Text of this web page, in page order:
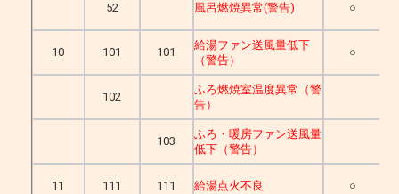
52 風呂燃焼異常(警告) ○
10 101 101
給湯ファン送風量低下
（警告）
○
102
ふろ燃焼室温度異常（警
告）
103
ふろ・暖房ファン送風量
低下（警告）
11 111 111 給湯点火不良 ○